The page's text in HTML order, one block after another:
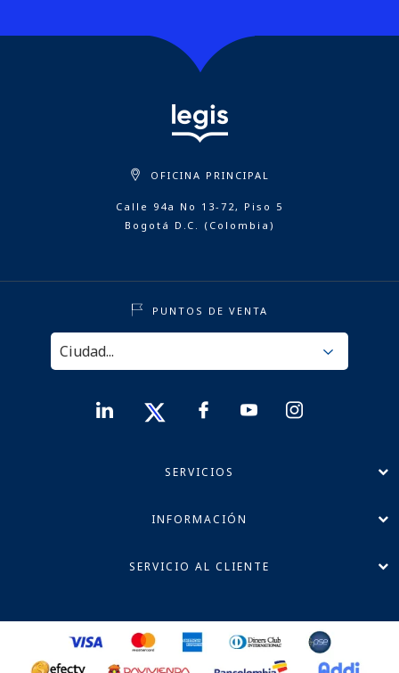
OFICINA PRINCIPAL
Calle 94a No 13-72, Piso 5
Bogotá D.C. (Colombia)
PUNTOS DE VENTA
SERVICIOS
INFORMACIÓN
SERVICIO AL CLIENTE